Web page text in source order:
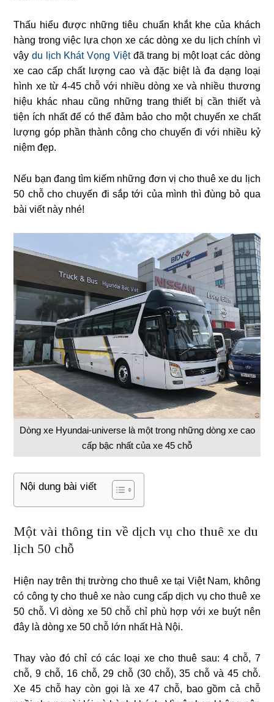
Thấu hiểu được những tiêu chuẩn khắt khe của khách
hàng trong việc lựa chọn xe các dòng xe du lịch chính vì
vậydu lịch Khát Vọng Việtđã trang bị một loạt các dòng
xe cao cấp chất lượng cao và đặc biệt là đa dạng loại
hình xe từ 4-45 chỗ với nhiều dòng xe và nhiều thương
hiệu khác nhau cũng những trang thiết bị cần thiết và
tiện ích nhất để có thể đảm bảo cho một chuyến xe chất
lượng góp phần thành công cho chuyến đi với nhiều kỷ
niệm đẹp.
Nếu bạn đang tìm kiếm những đơn vị cho thuê xe du lịch
50 chỗ cho chuyến đi sắp tới của mình thì đùng bỏ qua
bài viết này nhé!
Dòng xe Hyundai-universe là một trong những dòng xe cao
cấp bậc nhất của xe 45 chỗ
Nội dung bài viết
Một vài thông tin về dịch vụ cho thuê xe du
lịch 50 chỗ
Hiện nay trên thị trường cho thuê xe tại Việt Nam, không
có công ty cho thuê xe nào cung cấp dịch vụ cho thuê xe
50 chỗ. Vì dòng xe 50 chỗ chỉ phù hợp với xe buýt nên
đây là dòng xe 50 chỗ lớn nhất Hà Nội.
Thay vào đó chỉ có các loại xe cho thuê sau: 4 chỗ, 7
chỗ, 9 chỗ, 16 chỗ, 29 chỗ (30 chỗ), 35 chỗ và 45 chỗ.
Xe 45 chỗ hay còn gọi là xe 47 chỗ, bao gồm cả chỗ